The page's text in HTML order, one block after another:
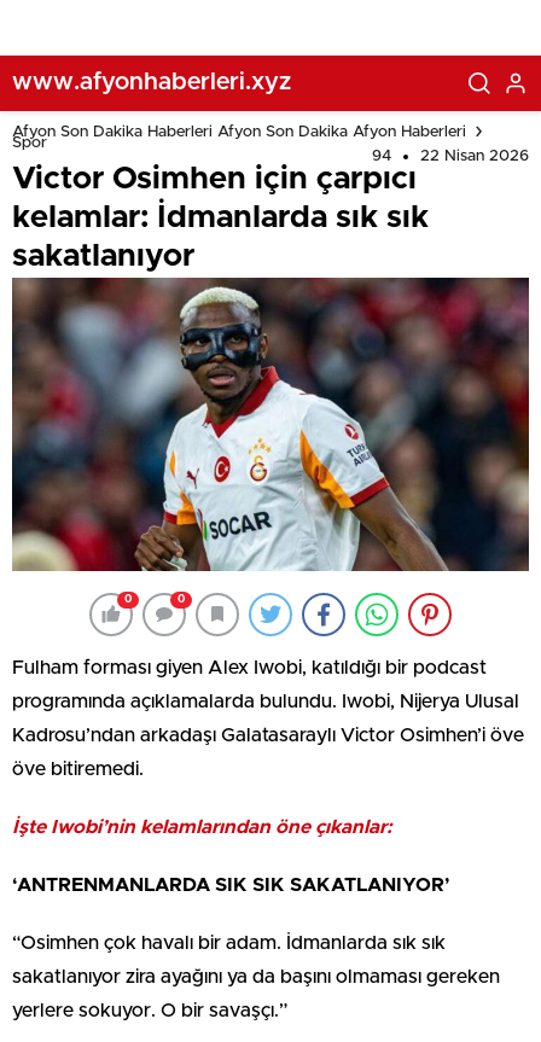
www.afyonhaberleri.xyz
Afyon Son Dakika Haberleri Afyon Son Dakika Afyon Haberleri
Spor
94
22 Nisan 2026
Victor Osimhen için çarpıcı
kelamlar: İdmanlarda sık sık
sakatlanıyor
0 0
Fulham forması giyen Alex Iwobi, katıldığı bir podcast
programında açıklamalarda bulundu. Iwobi, Nijerya Ulusal
Kadrosu’ndan arkadaşı Galatasaraylı Victor Osimhen’i öve
öve bitiremedi.
İşte Iwobi’nin kelamlarından öne çıkanlar:
‘ANTRENMANLARDA SIK SIK SAKATLANIYOR’
“Osimhen çok havalı bir adam. İdmanlarda sık sık
sakatlanıyor zira ayağını ya da başını olmaması gereken
yerlere sokuyor. O bir savaşçı.”